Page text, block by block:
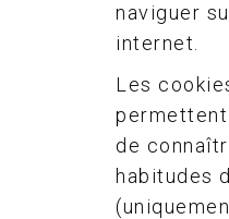
naviguer
internet.
Les
de
habitudes